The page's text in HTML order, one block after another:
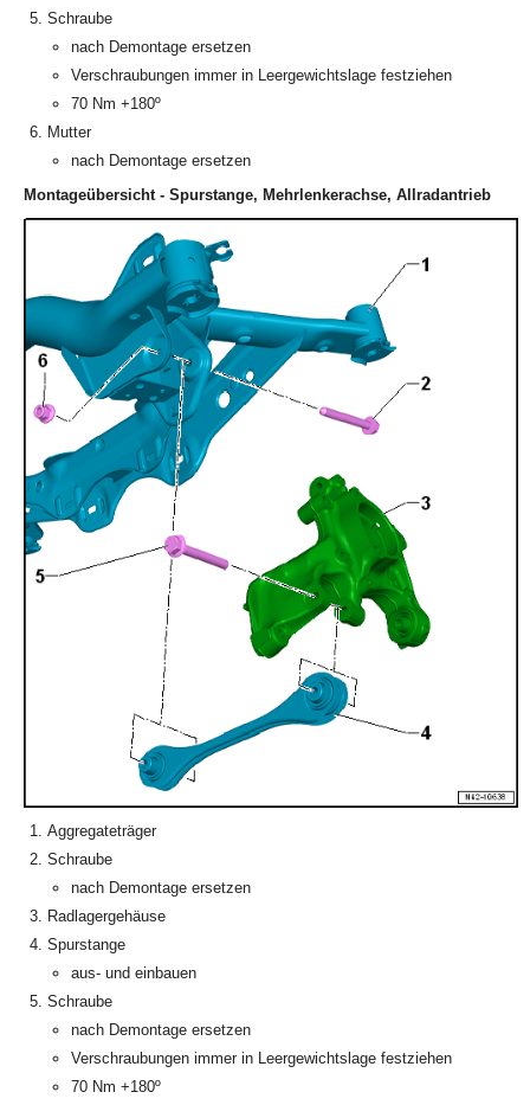
Schraube
nach Demontage ersetzen
Verschraubungen immer in Leergewichtslage festziehen
70 Nm +180º
Mutter
nach Demontage ersetzen
Montageübersicht - Spurstange, Mehrlenkerachse, Allradantrieb
Aggregateträger
Schraube
nach Demontage ersetzen
Radlagergehäuse
Spurstange
aus- und einbauen
Schraube
nach Demontage ersetzen
Verschraubungen immer in Leergewichtslage festziehen
70 Nm +180º